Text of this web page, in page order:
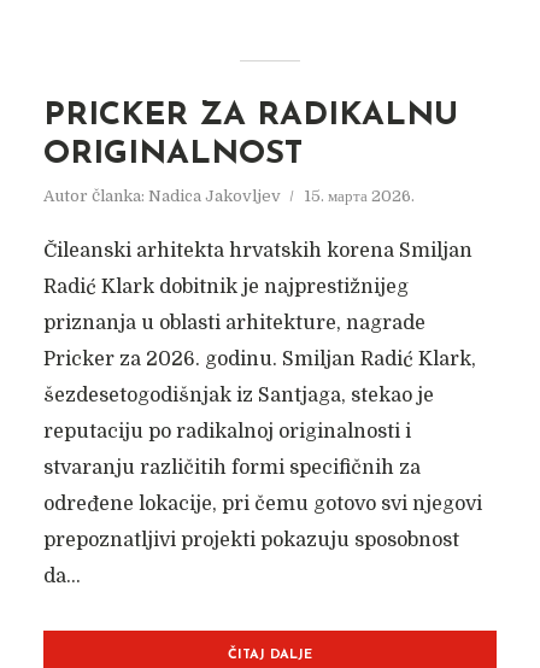
PRICKER ZA RADIKALNU
ORIGINALNOST
Autor članka: Nadica Jakovljev 15. марта 2026.
Čileanski arhitekta hrvatskih korena Smiljan
Radić Klark dobitnik je najprestižnijeg
priznanja u oblasti arhitekture, nagrade
Pricker za 2026. godinu. Smiljan Radić Klark,
šezdesetogodišnjak iz Santjaga, stekao je
reputaciju po radikalnoj originalnosti i
stvaranju različitih formi specifičnih za
određene lokacije, pri čemu gotovo svi njegovi
prepoznatljivi projekti pokazuju sposobnost
da...
ČITAJ DALJE